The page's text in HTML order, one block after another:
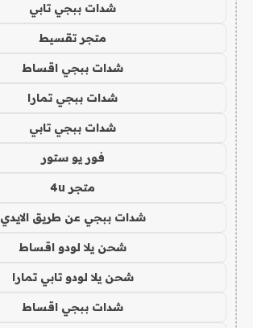
شدات ببجي تابي
متجر تقسيط
شدات ببجي اقساط
شدات ببجي تمارا
شدات ببجي تابي
فور يو ستور
متجر 4u
شدات ببجي عن طريق الايدي
شحن يلا لودو اقساط
شحن يلا لودو تابي تمارا
شدات ببجي اقساط